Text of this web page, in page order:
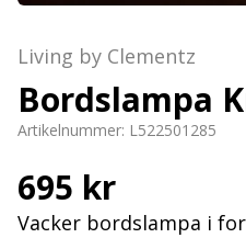
Living by Clementz
Bordslampa
Artikelnummer: L522501285
695 kr
Vacker bordslampa i